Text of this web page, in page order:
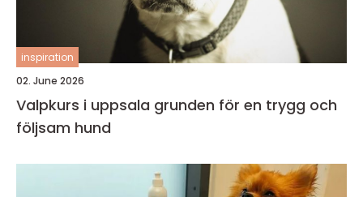
inspiration
02. June 2026
Valpkurs i uppsala grunden för en trygg och
följsam hund